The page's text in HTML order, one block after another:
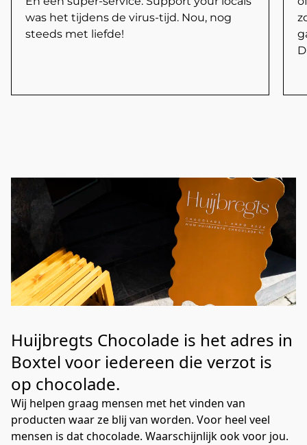
was het tijdens de virus-tijd. Nou, nog
steeds met liefde!
Huijbregts Chocolade is het adres in
Boxtel voor iedereen die verzot is
op chocolade.
Wij helpen graag mensen met het vinden van
producten waar ze blij van worden. Voor heel veel
mensen is dat chocolade. Waarschijnlijk ook voor jou.